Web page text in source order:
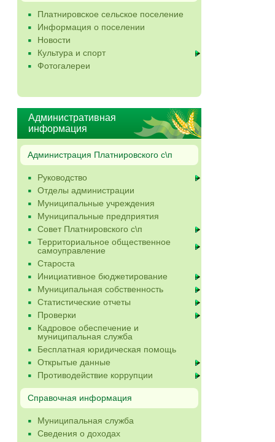
Платнировское сельское поселение
Информация о поселении
Новости
Культура и спорт
Фотогалереи
Административная
информация
Администрация Платнировского с\п
Руководство
Отделы администрации
Муниципальные учреждения
Муниципальные предприятия
Совет Платнировского с\п
Территориальное общественное
самоуправление
Староста
Инициативное бюджетирование
Муниципальная собственность
Статистические отчеты
Проверки
Кадровое обеспечение и
муниципальная служба
Бесплатная юридическая помощь
Открытые данные
Противодействие коррупции
Справочная информация
Муниципальная служба
Сведения о доходах